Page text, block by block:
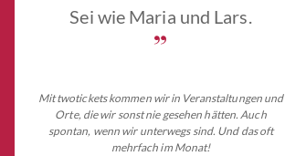
Sei wie Maria und Lars.
„
Mit twotickets kommen wir in Veranstaltungen und
Orte, die wir sonst nie gesehen hätten. Auch
spontan, wenn wir unterwegs sind. Und das oft
mehrfach im Monat!